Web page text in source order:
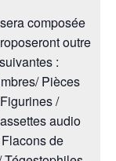
composée
outre
:
Pièces
/
audio
de